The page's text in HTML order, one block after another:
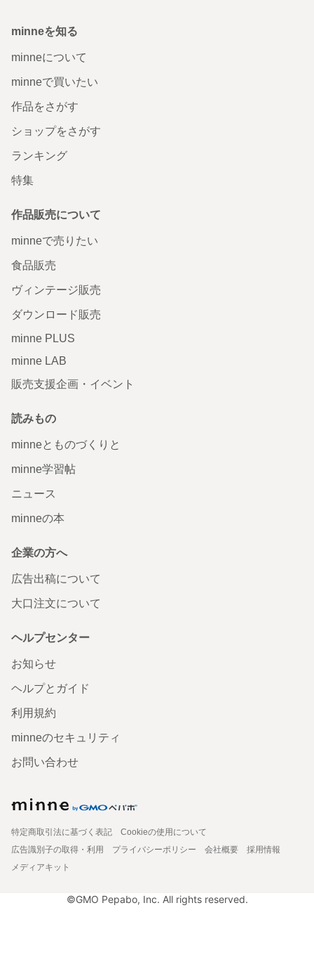
minneを知る
minneについて
minneで買いたい
作品をさがす
ショップをさがす
ランキング
特集
作品販売について
minneで売りたい
食品販売
ヴィンテージ販売
ダウンロード販売
minne PLUS
minne LAB
販売支援企画・イベント
読みもの
minneとものづくりと
minne学習帖
ニュース
minneの本
企業の方へ
広告出稿について
大口注文について
ヘルプセンター
お知らせ
ヘルプとガイド
利用規約
minneのセキュリティ
お問い合わせ
特定商取引法に基づく表記
Cookieの使用について
広告識別子の取得・利用
プライバシーポリシー 会社概要
採用情報
メディアキット
©GMO Pepabo, Inc. All rights reserved.